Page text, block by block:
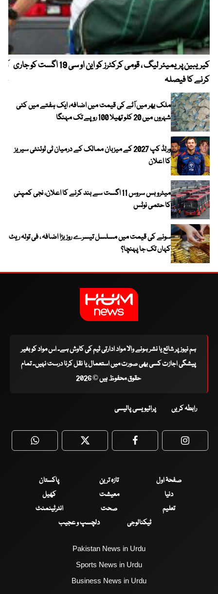
کیریبین پریمیئر لیگ ، قومی کرکٹرز کو این او سی 19 اگست کو جاری
کرنے کا فیصلہ
ملک بھر میں آٹے کی قیمت میں اضافہ، ایک ہفتے میں کئی
شہروں میں 20 کلو تھیلا 100 روپے تک مہنگا
ورلڈ کپ 2027 کے میزبان ممالک کے درمیان ٹی ٹوئنٹی سیریز
کا اعلان
میٹرو بس سروس 11 اگست سے بند کرنے کا اعلان، نجی کمپنی
کا حتمی نوٹس
سونے کی قیمت میں مسلسل تیسرے روز بڑا اضافہ ، فی تولہ ریٹ
کہاں تک جا پہنچا؟
ہم نیوز پر شائع یا نشر ہونے والا مواد ادارتی ٹیم کی کاوش ہے۔ اس مواد کو بغیر
پیشگی اجازت کسی بھی صورت میں استعمال یا نقل کرنا درست نہیں۔ تمام
حقوق محفوظ ہیں © 2026
رابطہ کریں پرائیویسی پالیسی
WhatsApp Twitter Facebook
صفحۂ اول تازہ ترین
پاکستان
دنیا
معیشت
کھیل
تعلیم
صحت
انٹرٹینمنٹ
ٹیکنالوجی
دلچسپ و عجیب
Pakistan News in Urdu
Sports News in Urdu
Business News in Urdu